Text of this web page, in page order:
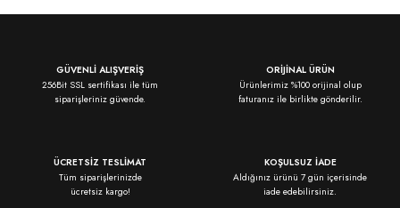
Ürün resmi kalitesiz, bozuk veya görüntülenemiyor.
Ürün açıklamasında eksik bilgiler bulunuyor.
Bu ürüne benzer farklı alternatifler olmalı.
GÜVENLİ ALIŞVERİŞ
256Bit SSL sertifikası ile tüm
siparişleriniz güvende.
ORİJİNAL ÜRÜN
Ürünlerimiz %100 orijinal olup
faturanız ile birlikte gönderilir.
ÜCRETSİZ TESLİMAT
Tüm siparişlerinizde
ücretsiz kargo!
KOŞULSUZ İADE
Aldığınız ürünü 7 gün içerisinde
iade edebilirsiniz.